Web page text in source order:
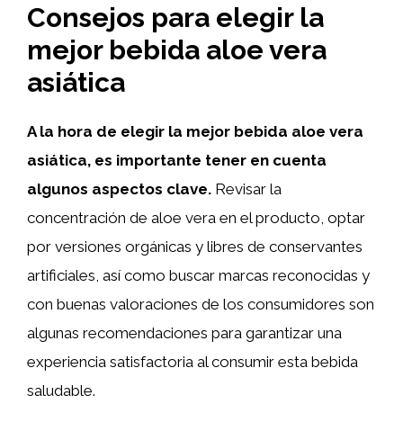
Consejos para elegir la
mejor bebida aloe vera
asiática
A la hora de elegir la mejor bebida aloe vera
asiática, es importante tener en cuenta
algunos aspectos clave. Revisar la
concentración de aloe vera en el producto, optar
por versiones orgánicas y libres de conservantes
artificiales, así como buscar marcas reconocidas y
con buenas valoraciones de los consumidores son
algunas recomendaciones para garantizar una
experiencia satisfactoria al consumir esta bebida
saludable.